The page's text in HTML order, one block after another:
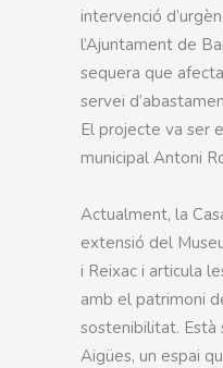
intervenció
l’Ajuntament de
sequera que
servei
El projecte va ser
municipal Antoni
Actualment, la
extensió del
i Reixac i articula
amb el patrimoni
sostenibilitat. Està
Aigües, un espai